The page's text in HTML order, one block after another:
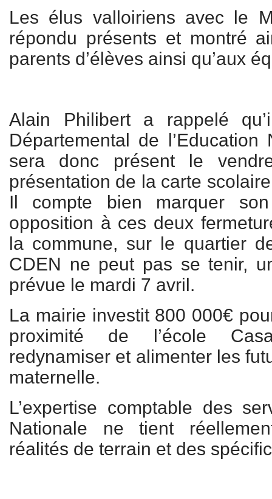
Les élus valloiriens avec le
répondu présents et montré
parents d’élèves ainsi qu’aux
Alain Philibert a rappelé
Départemental de
sera donc présent le
présentation de la carte
Il compte bien marquer
opposition à ces deux
la commune, sur le quartier
CDEN ne peut pas se tenir,
prévue le mardi 7 avril.
La mairie investit 800 000€
proximité de l’école
redynamiser et alimenter les
maternelle.
L’expertise comptable des
Nationale ne tient
réalités de terrain et des